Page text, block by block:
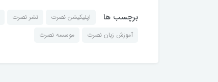
برچسب ها اپلیکیشن نصرت نشر نصرت
آموزش زبان نصرت
موسسه نصرت